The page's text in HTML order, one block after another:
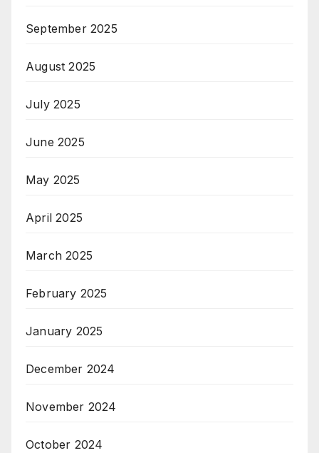
September 2025
August 2025
July 2025
June 2025
May 2025
April 2025
March 2025
February 2025
January 2025
December 2024
November 2024
October 2024